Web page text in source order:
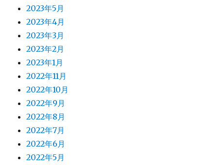
2023年5月
2023年4月
2023年3月
2023年2月
2023年1月
2022年11月
2022年10月
2022年9月
2022年8月
2022年7月
2022年6月
2022年5月